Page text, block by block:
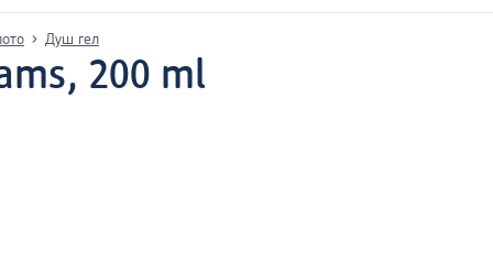
Душ гел
200 ml